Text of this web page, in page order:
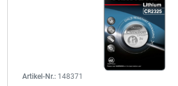
Artikel-Nr.: 148371